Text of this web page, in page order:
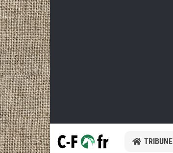
TRIBUNE